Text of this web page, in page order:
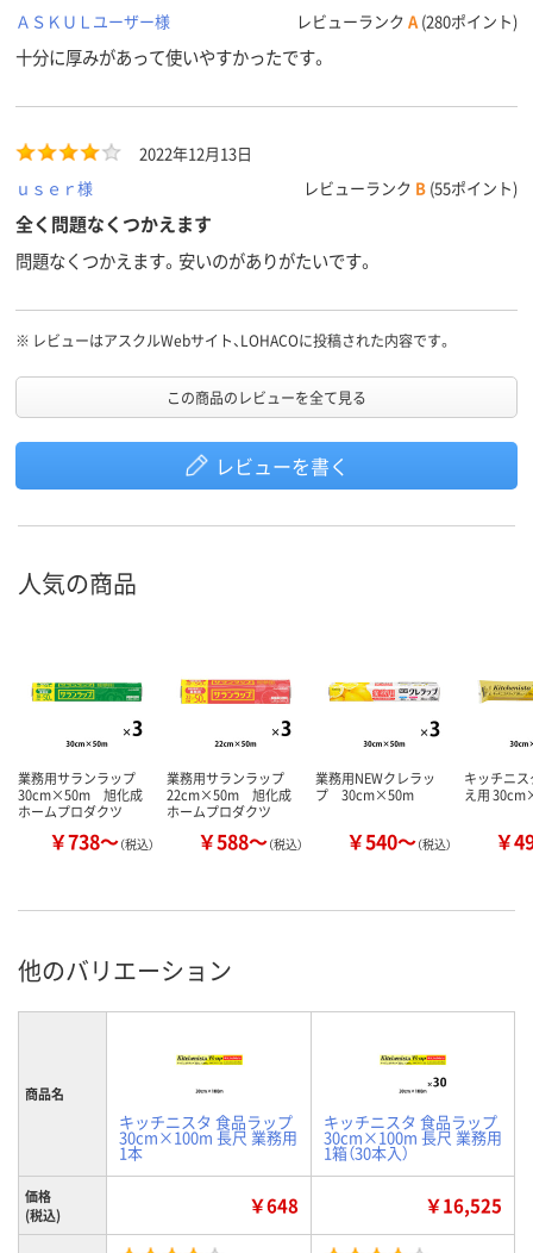
ＡＳＫＵＬユーザー様 レビューランク A (280ポイント)
十分に厚みがあって使いやすかったです。
2022年12月13日
ｕｓｅｒ様
レビューランク B (55ポイント)
全く問題なくつかえます
問題なくつかえます。安いのがありがたいです。
※ レビューはアスクルWebサイト、LOHACOに投稿された内容です。
この商品のレビューを全て見る
レビューを書く
人気の商品
業務用サランラップ
30cm×50m 旭化成
ホームプロダクツ
￥738～（税込）
業務用サランラップ
22cm×50m 旭化成
ホームプロダクツ
￥588～（税込）
業務用NEWクレラッ
プ 30cm×50m
￥540～（税込）
キッチニ
え用
￥
他のバリエーション
商品名
キッチニスタ 食品ラップ
30cm×100m 長尺 業務用
1本
キッチニスタ 食品ラップ
30cm×100m 長尺 業務用
1箱（30本入）
価格
(税込)
￥648 ￥16,525